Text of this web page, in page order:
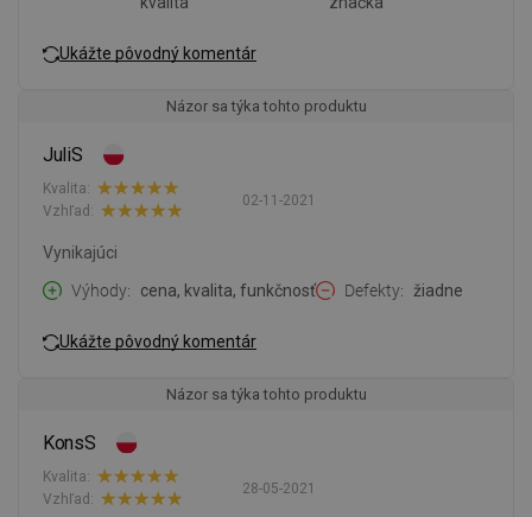
Ukážte pôvodný komentár
Názor sa týka tohto produktu
JuliS
02-11-2021
Kvalita:
Vzhľad:
Vynikajúci
Výhody
cena, kvalita, funkčnosť Defekty žiadne
Ukážte pôvodný komentár
Názor sa týka tohto produktu
KonsS
28-05-2021
Kvalita:
Vzhľad: